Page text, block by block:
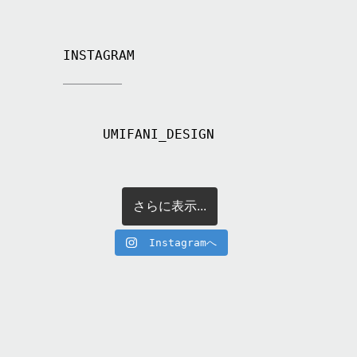
INSTAGRAM
UMIFANI_DESIGN
さらに表示...
Instagramへ